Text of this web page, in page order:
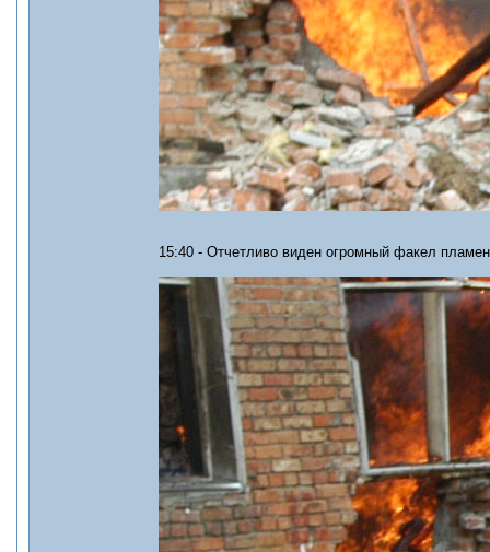
15:40 - Отчетливо виден огромный факел